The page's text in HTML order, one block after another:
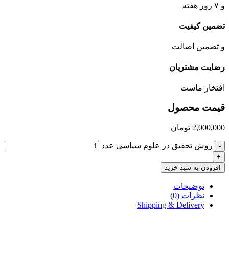
و ۷ روز هفته
تضمین کیفیت
و تضمین اصالت
رضایت مشتریان
افتخار ماست
قیمت محصول
2,000,000 تومان
- روش تحقیق در علوم سیاسی عدد
+
افزودن به سبد خرید
توضیحات
نظرات (0)
Shipping & Delivery